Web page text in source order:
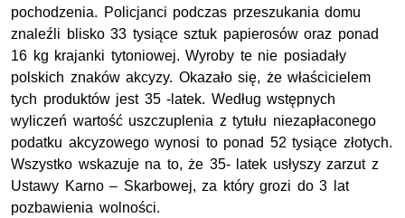
pochodzenia. Policjanci podczas przeszukania domu
znaleźli blisko 33 tysiące sztuk papierosów oraz ponad
16 kg krajanki tytoniowej. Wyroby te nie posiadały
polskich znaków akcyzy. Okazało się, że właścicielem
tych produktów jest 35 -latek. Według wstępnych
wyliczeń wartość uszczuplenia z tytułu niezapłaconego
podatku akcyzowego wynosi to ponad 52 tysiące złotych.
Wszystko wskazuje na to, że 35- latek usłyszy zarzut z
Ustawy Karno – Skarbowej, za który grozi do 3 lat
pozbawienia wolności.